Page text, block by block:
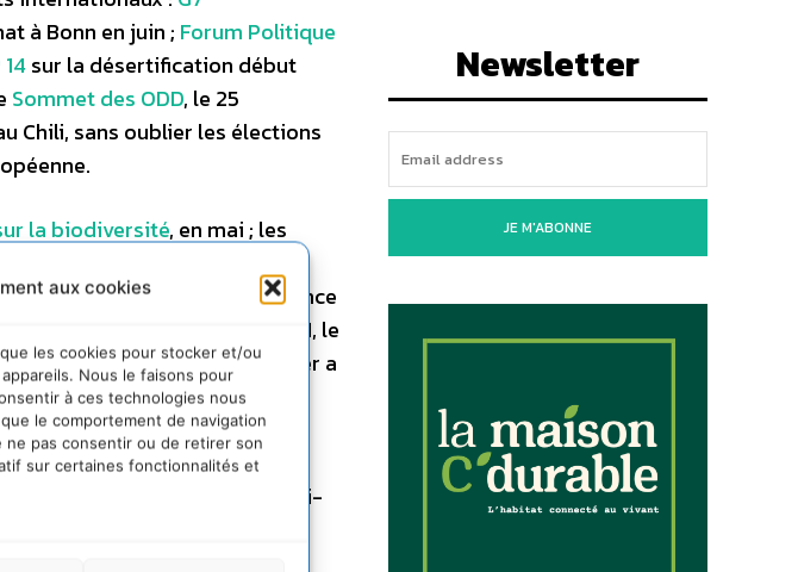
aux cookies
les cookies pour stocker et/ou
Nous le faisons pour
à ces technologies nous
le comportement de navigation
pas consentir ou de retirer son
sur certaines fonctionnalités et
à Bonn en juin ; Forum Politique
sur la désertification début
Sommet des ODD, le 25
Chili, sans oublier les élections
la biodiversité, en mai ; les
en septembre. Jamais science
organisé par le Comité 21, le
Président de l’IRD. Ce dernier a
4 ans de mise en oeuvre des
en 2016 et dont il fait
durabilité », insistant
coalitions et des réseaux multi-
Newsletter
JE M'ABONNE